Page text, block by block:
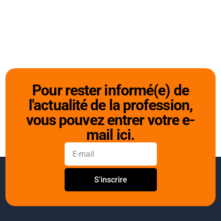
Pour rester informé(e) de
l'actualité de la profession,
vous pouvez entrer votre e-
mail ici.
S'inscrire